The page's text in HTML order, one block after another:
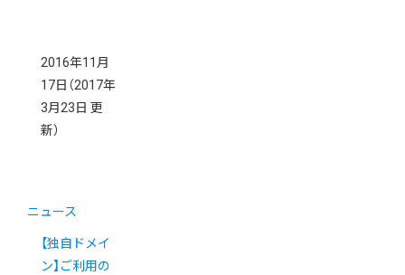
2016年11月
17日 （2017年
3月23日 更
新）
ニュース
【独自ドメイ
ン】ご利用の